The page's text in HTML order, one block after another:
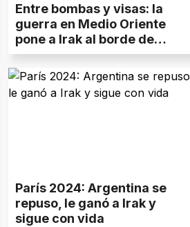
Entre bombas y visas: la
guerra en Medio Oriente
pone a Irak al borde de
quedarse sin Mundial
París 2024: Argentina se
repuso, le ganó a Irak y
sigue con vida